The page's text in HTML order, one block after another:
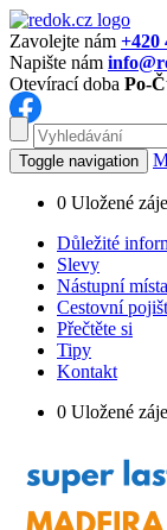
Zavolejte nám +420
Napište nám
Otevírací doba Po-
Toggle navigation
0 Uložené
Důležité
Slevy
Nástupní místa
Cestovní
Přečtěte si
Tipy
Kontakt
0 Uložené